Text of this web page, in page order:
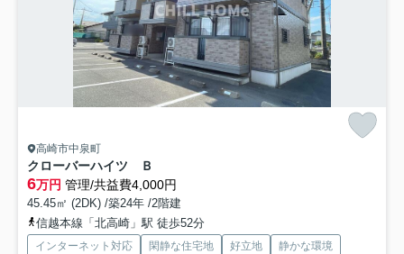
高崎市中泉町
クローバーハイツ Ｂ
6万円 管理/共益費4,000円
45.45㎡ (2DK) /築24年 /2階建
信越本線「北高崎」駅 徒歩52分
インターネット対応 閑静な住宅地 好立地
静かな環境